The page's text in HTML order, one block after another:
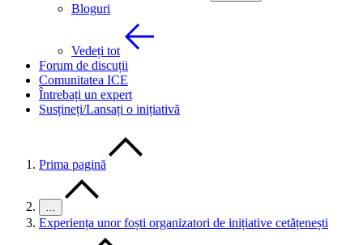
Bloguri
Vedeți tot
Forum de discuții
Comunitatea ICE
Întrebați un expert
Susțineți/Lansați o inițiativă
Prima pagină
…
Experiența unor foști organizatori de inițiative cetățenești